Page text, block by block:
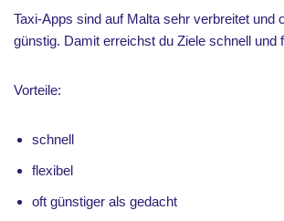
Taxi-Apps sind auf Malta sehr verbreitet und
günstig. Damit erreichst du Ziele schnell und
Vorteile:
schnell
flexibel
oft günstiger als gedacht